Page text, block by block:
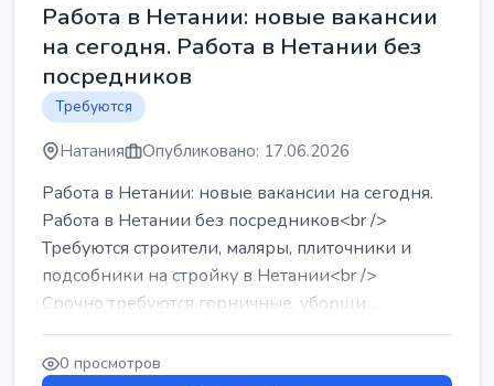
Работа в Нетании: новые вакансии
на сегодня. Работа в Нетании без
посредников
Требуются
Натания Опубликовано: 17.06.2026
Работа в Нетании: новые вакансии на сегодня.
Работа в Нетании без посредников<br />
Требуются строители, маляры, плиточники и
подсобники на стройку в Нетании<br />
Срочно требуются горничные, уборщи...
0 просмотров